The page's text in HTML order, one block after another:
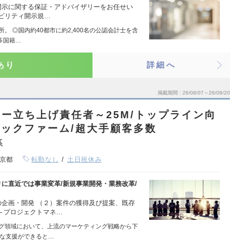
に関する保証・アドバイザリーをお任せい
リティ開示規…
。 ◎国内約40都市に約2,400名の公認会計士を含
国籍…
り 詳細へ
掲載期間 26/08/07～26/08/20
立ち上げ責任者～25M/トップライン向
クファーム/超大手顧客多数
都 転勤なし 土日祝休み
直近では事業変革/新規事業開発・業務改革/
企画・開発 （２）案件の獲得及び提案、既存
プロジェクトマネ…
領域において、上流のマーケティング戦略から下
支援ができると…